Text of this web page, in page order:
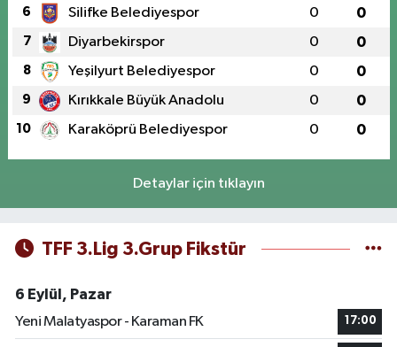
6 Silifke Belediyespor 0 0
7 Diyarbekirspor 0 0
8 Yeşilyurt Belediyespor 0 0
9 Kırıkkale Büyük Anadolu 0 0
10 Karaköprü Belediyespor 0 0
Detaylar için tıklayın
TFF 3.Lig 3.Grup Fikstür
6 Eylül, Pazar
Yeni Malatyaspor - Karaman FK
17:00